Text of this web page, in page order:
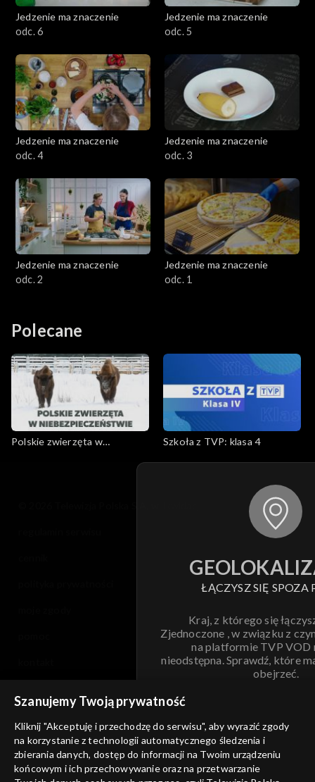
Jedzenie ma znaczenie
odc. 6
Jedzenie ma znaczenie
odc. 5
Jedzenie ma znaczenie
odc. 4
Jedzenie ma znaczenie
odc. 3
Jedzenie ma znaczenie
odc. 2
Jedzenie ma znaczenie
odc. 1
Polecane
Polskie zwierzęta w
Szkoła z TVP: klasa 4
ŁĄCZYSZ SIĘ SPOZA
Kraj, z którego się
Zjednoczone , w związku z
na platformie TVP VOD
nieodstępna. Sprawdź, które
obejrzeć.
ANULUJ
informacje o dostawcy usług
Szanujemy Twoją prywatność
Kliknij "Akceptuję i przechodzę do serwisu", aby wyrazić zgody
na korzystanie z technologii automatycznego śledzenia i
zbierania danych, dostęp do informacji na Twoim urządzeniu
końcowym i ich przechowywanie oraz na przetwarzanie